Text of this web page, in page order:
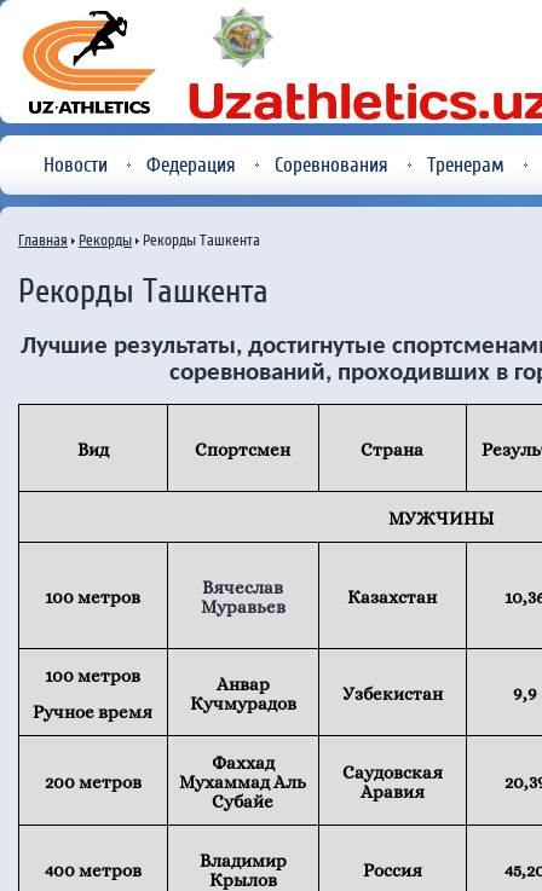
Новости Федерация Соревнования Тренерам
Главная Рекорды Рекорды Ташкента
Рекорды Ташкента
Лучшие результаты, достигнутые
соревнований, проходивших в
Вид Спортсмен Страна
МУЖЧИНЫ
100 метров
Вячеслав
Муравьев
Казахстан
100 метров
Ручное время
Анвар
Кучмурадов
Узбекистан 9,9
200 метров
Фаххад
Мухаммад Аль
Субайе
Саудовская
Аравия
400 метров
Владимир
Крылов
Россия